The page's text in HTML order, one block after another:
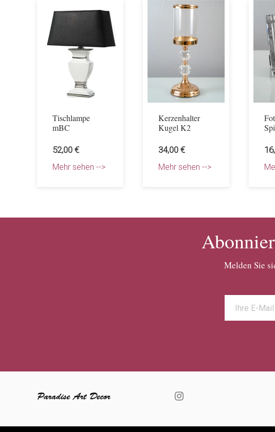
Melden Sie
Tischlampe
mBC
52,00 €
Mehr sehen -->
Kerzenhalter
Kugel K2
34,00 €
Mehr sehen -->